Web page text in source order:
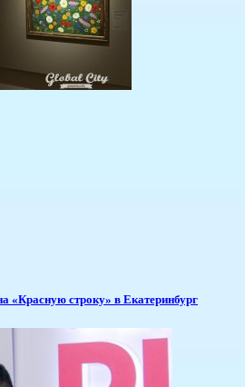
«Красную строку» в Екатеринбург